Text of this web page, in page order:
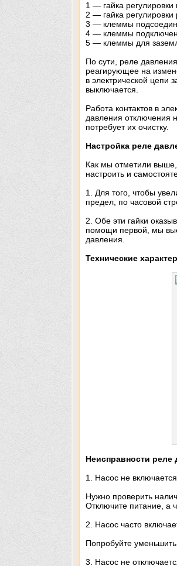
1 — гайка
2 — гайка
3 — клеммы
4 — клеммы
5 — клеммы для
По сути, реле
реагирующее на
в электрической цепи
выключается.
Работа контактов в
давления отключения
потребует их очистку.
Настройка реле
Как мы отметили
настроить и
1. Для того, чтобы
предел, по часовой
2. Обе эти гайки
помощи первой, мы
давления.
Технические
Неисправности реле
1. Насос не включается.
Нужно проверить
Отключите питание, а
2. Насос часто
Попробуйте
3. Насос не